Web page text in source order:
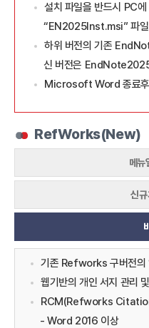
설치 파일을 반드시 PC
“EN2025Inst.msi” 파일
하위 버전의 기존
신 버전은
Microsoft Word 종료후
RefWorks(New)
메뉴
신규
기존 Refworks 구버전의
웹기반의 개인 서지 관리
RCM(Refworks
- Word 2016 이상